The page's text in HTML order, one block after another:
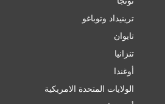
ترينيداد وتوباغو
تايوان
تنزانيا
أوغندا
الولايات المتحدة الامريكية